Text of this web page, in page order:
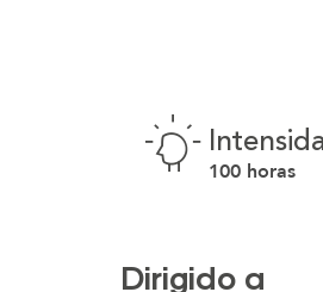
100 horas
Dirigido a